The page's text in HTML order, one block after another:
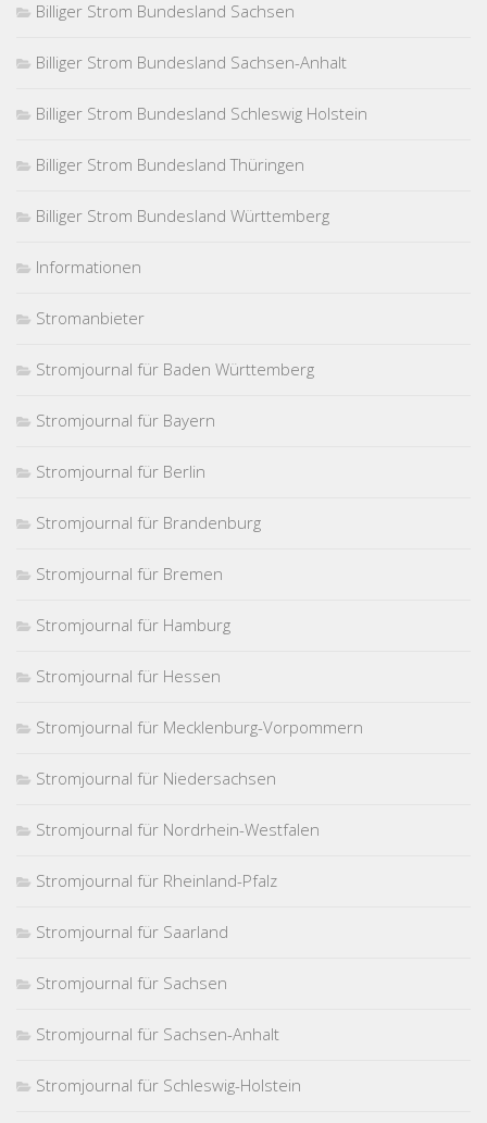
Billiger Strom Bundesland Sachsen
Billiger Strom Bundesland Sachsen-Anhalt
Billiger Strom Bundesland Schleswig Holstein
Billiger Strom Bundesland Thüringen
Billiger Strom Bundesland Württemberg
Informationen
Stromanbieter
Stromjournal für Baden Württemberg
Stromjournal für Bayern
Stromjournal für Berlin
Stromjournal für Brandenburg
Stromjournal für Bremen
Stromjournal für Hamburg
Stromjournal für Hessen
Stromjournal für Mecklenburg-Vorpommern
Stromjournal für Niedersachsen
Stromjournal für Nordrhein-Westfalen
Stromjournal für Rheinland-Pfalz
Stromjournal für Saarland
Stromjournal für Sachsen
Stromjournal für Sachsen-Anhalt
Stromjournal für Schleswig-Holstein